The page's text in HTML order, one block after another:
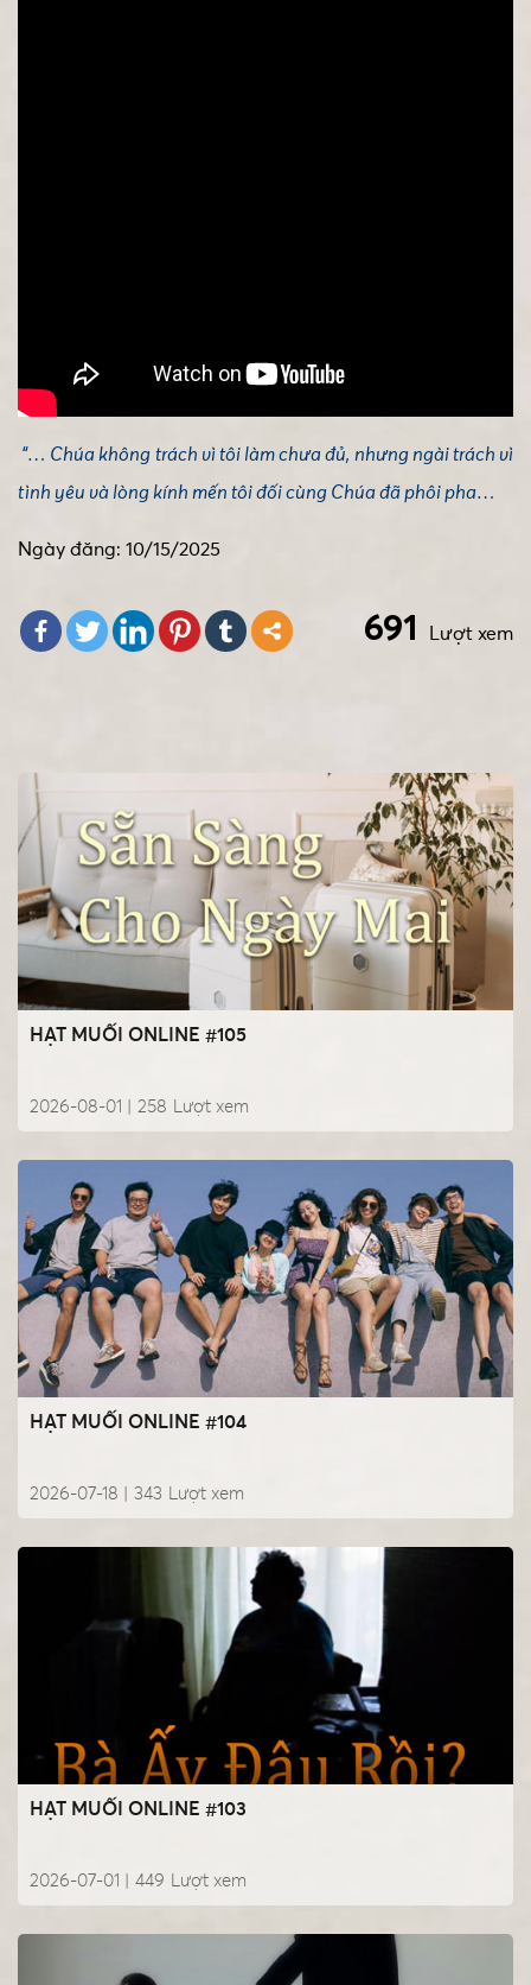
“… Chúa không trách vì tôi làm chưa đủ, nhưng ngài trách vì
tình yêu và lòng kính mến tôi đối cùng Chúa đã phôi pha…
Ngày đăng: 10/15/2025
Lượt xem
691
HẠT MUỐI ONLINE #105
2026-08-01 | Lượt xem
258
HẠT MUỐI ONLINE #104
2026-07-18 | Lượt xem
343
HẠT MUỐI ONLINE #103
2026-07-01 | Lượt xem
449